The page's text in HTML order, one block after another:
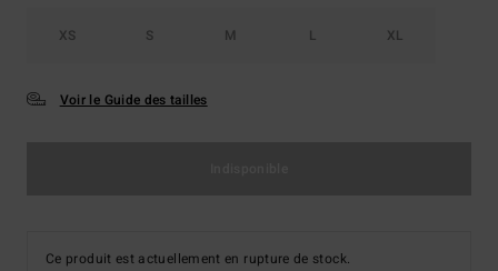
XS S M L XL
Voir le Guide des tailles
Ce produit est actuellement en rupture de stock.